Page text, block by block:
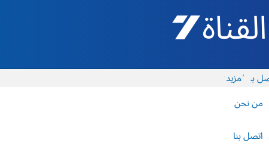
القناة 7 - أروتس شيفع
بنا
من نحن
اتصل بنا
المزيد